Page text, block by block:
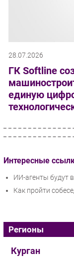
28.07.2026
ГК Softline
единую
Интересные
ИИ-агенты будут
Как пройти
Регионы
Курган